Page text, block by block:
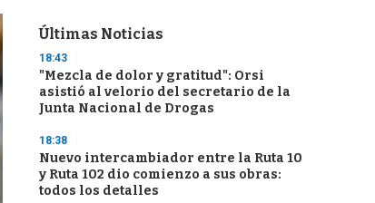
Últimas Noticias
18:43
"Mezcla de dolor y gratitud": Orsi
asistió al velorio del secretario de la
Junta Nacional de Drogas
18:38
Nuevo intercambiador entre la Ruta 10
y Ruta 102 dio comienzo a sus obras:
todos los detalles